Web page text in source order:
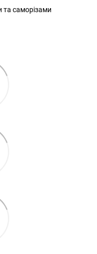
саморізами